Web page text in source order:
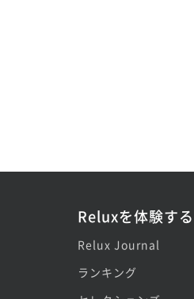
Reluxを体験する
Relux Journal
ランキング